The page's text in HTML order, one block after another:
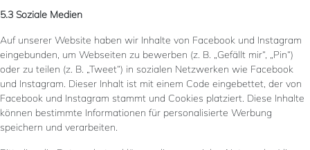
5.3 Soziale Medien
Auf unserer Website haben wir Inhalte von Facebook und Instagram
eingebunden, um Webseiten zu bewerben (z. B. „Gefällt mir“, „Pin“)
oder zu teilen (z. B. „Tweet“) in sozialen Netzwerken wie Facebook
und Instagram. Dieser Inhalt ist mit einem Code eingebettet, der von
Facebook und Instagram stammt und Cookies platziert. Diese Inhalte
können bestimmte Informationen für personalisierte Werbung
speichern und verarbeiten.